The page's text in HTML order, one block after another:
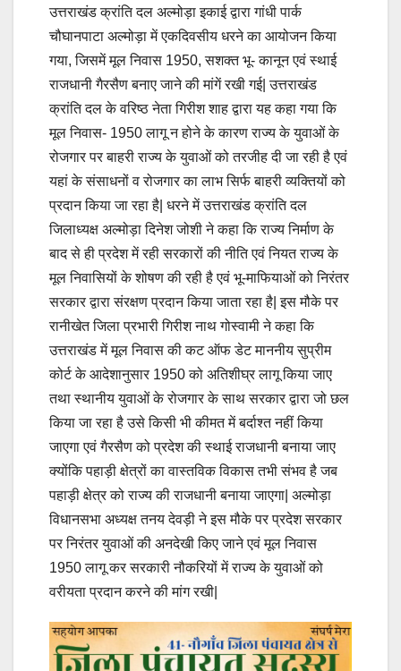
उत्तराखंड क्रांति दल अल्मोड़ा इकाई द्वारा गांधी पार्क
चौघानपाटा अल्मोड़ा में एकदिवसीय धरने का आयोजन किया
गया, जिसमें मूल निवास 1950, सशक्त भू- कानून एवं स्थाई
राजधानी गैरसैण बनाए जाने की मांगें रखी गई| उत्तराखंड
क्रांति दल के वरिष्ठ नेता गिरीश शाह द्वारा यह कहा गया कि
मूल निवास- 1950 लागू न होने के कारण राज्य के युवाओं के
रोजगार पर बाहरी राज्य के युवाओं को तरजीह दी जा रही है एवं
यहां के संसाधनों व रोजगार का लाभ सिर्फ बाहरी व्यक्तियों को
प्रदान किया जा रहा है| धरने में उत्तराखंड क्रांति दल
जिलाध्यक्ष अल्मोड़ा दिनेश जोशी ने कहा कि राज्य निर्माण के
बाद से ही प्रदेश में रही सरकारों की नीति एवं नियत राज्य के
मूल निवासियों के शोषण की रही है एवं भू-माफियाओं को निरंतर
सरकार द्वारा संरक्षण प्रदान किया जाता रहा है| इस मौके पर
रानीखेत जिला प्रभारी गिरीश नाथ गोस्वामी ने कहा कि
उत्तराखंड में मूल निवास की कट ऑफ डेट माननीय सुप्रीम
कोर्ट के आदेशानुसार 1950 को अतिशीघ्र लागू किया जाए
तथा स्थानीय युवाओं के रोजगार के साथ सरकार द्वारा जो छल
किया जा रहा है उसे किसी भी कीमत में बर्दाश्त नहीं किया
जाएगा एवं गैरसैण को प्रदेश की स्थाई राजधानी बनाया जाए
क्योंकि पहाड़ी क्षेत्रों का वास्तविक विकास तभी संभव है जब
पहाड़ी क्षेत्र को राज्य की राजधानी बनाया जाएगा| अल्मोड़ा
विधानसभा अध्यक्ष तनय देवड़ी ने इस मौके पर प्रदेश सरकार
पर निरंतर युवाओं की अनदेखी किए जाने एवं मूल निवास
1950 लागू कर सरकारी नौकरियों में राज्य के युवाओं को
वरीयता प्रदान करने की मांग रखी|